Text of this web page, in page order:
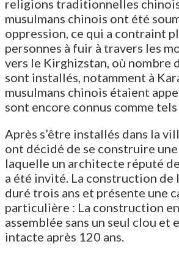
religions traditionnelles
musulmans chinois ont été
oppression, ce qui a contraint
personnes à fuir à travers les
vers le Kirghizstan, où nombre
sont installés, notamment à
musulmans chinois étaient
sont encore connus comme tels
Après s’être installés dans la
ont décidé de se construire
laquelle un architecte réputé
a été invité. La construction de
duré trois ans et présente une
particulière : La construction
assemblée sans un seul clou et
intacte après 120 ans.